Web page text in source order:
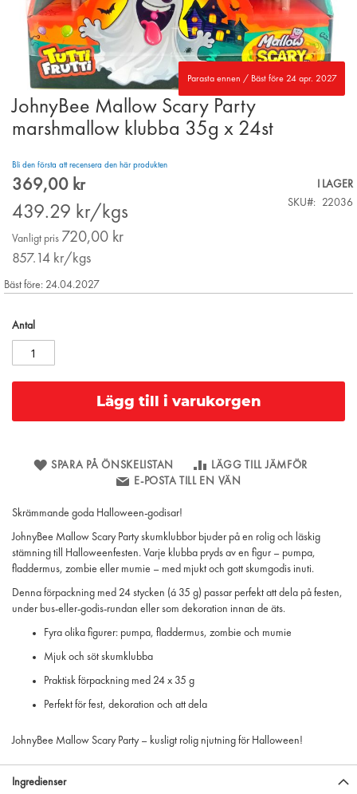
Parasta ennen / Bäst före 24 apr. 2027
Skip
the
of
the
gallery
JohnyBee Mallow Scary Party
marshmallow klubba 35g x 24st
Bli den första att recensera den här produkten
Special
369,00 kr
439.29 kr/kgs
Vanligt pris 720,00 kr
857.14 kr/kgs
I LAGER
SKU
22036
Bäst före: 24.04.2027
Antal
Lägg till i varukorgen
SPARA PÅ ÖNSKELISTAN
LÄGG TILL JÄMFÖR
E-POSTA TILL EN VÄN
Skrämmande goda Halloween-godisar!
JohnyBee Mallow Scary Party skumklubbor bjuder på en rolig och läskig
stämning till Halloweenfesten. Varje klubba pryds av en figur – pumpa,
fladdermus, zombie eller mumie – med mjukt och gott skumgodis inuti.
Denna förpackning med 24 stycken (á 35 g) passar perfekt att dela på festen,
under bus-eller-godis-rundan eller som dekoration innan de äts.
Fyra olika figurer: pumpa, fladdermus, zombie och mumie
Mjuk och söt skumklubba
Praktisk förpackning med 24 x 35 g
Perfekt för fest, dekoration och att dela
JohnyBee Mallow Scary Party – kusligt rolig njutning för Halloween!
Ingredienser